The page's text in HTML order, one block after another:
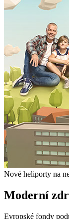
Nové heliporty na
Moderní
Evropské fondy